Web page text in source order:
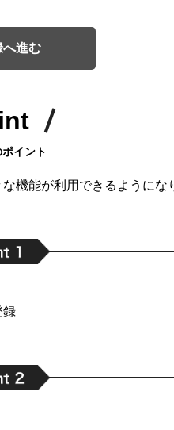
へ進む
イント
な機能が利用できるようにな
録